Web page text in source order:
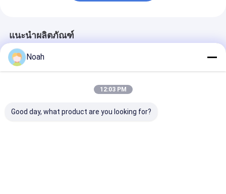
แนะนำผลิตภัณฑ์
Noah
12:03 PM
Good day, what product are you looking for?